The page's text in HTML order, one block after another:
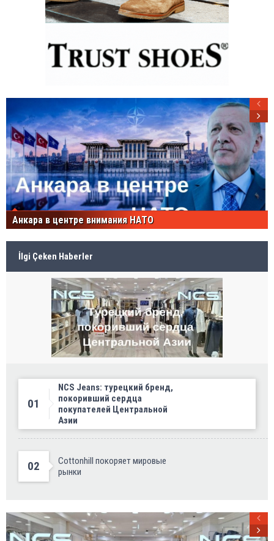
Анкара в центре внимания НАТО
İlgi Çeken Haberler
01
NCS Jeans: турецкий бренд,
покоривший сердца
покупателей Центральной
Азии
02
Cottonhill покоряет мировые
рынки